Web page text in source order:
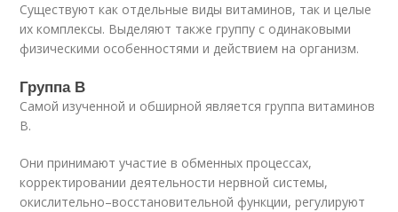
Существуют как отдельные виды витаминов, так и целые
их комплексы. Выделяют также группу с одинаковыми
физическими особенностями и действием на организм.
Группа В
Самой изученной и обширной является группа витаминов
В.
Они принимают участие в обменных процессах,
корректировании деятельности нервной системы,
окислительно–восстановительной функции, регулируют